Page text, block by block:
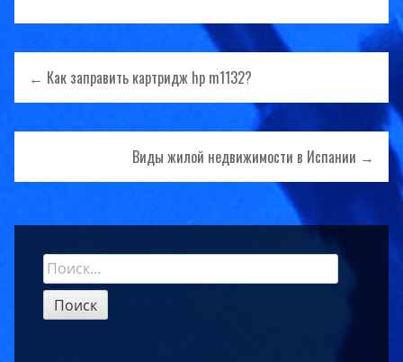
Навигация
по
записям
← Как заправить картридж hp m1132?
Виды жилой недвижимости в Испании →
Sidebar
Найти: